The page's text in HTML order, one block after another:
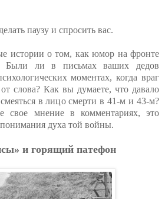
паузу и спросить вас.
истории о том, как юмор на фронте
Были ли в письмах ваших дедов
моментах, когда враг
слова? Как вы думаете, что давало
в лицо смерти в 41-м и 43-м?
свое мнение в комментариях, это
духа той войны.
и горящий патефон